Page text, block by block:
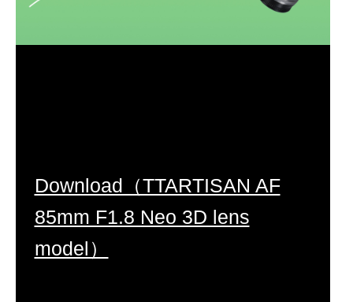
Download（TTARTISAN AF
85mm F1.8 Neo 3D lens
model）